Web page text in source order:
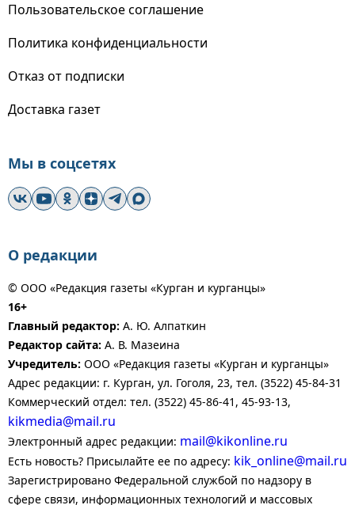
Пользовательское соглашение
Политика конфиденциальности
Отказ от подписки
Доставка газет
Мы в соцсетях
О редакции
© ООО «Редакция газеты «Курган и курганцы»
16+
Главный редактор: А. Ю. Алпаткин
Редактор сайта: А. В. Мазеина
Учредитель: ООО «Редакция газеты «Курган и курганцы»
Адрес редакции: г. Курган, ул. Гоголя, 23, тел. (3522) 45-84-31
Коммерческий отдел: тел. (3522) 45-86-41, 45-93-13,
kikmedia@mail.ru
Электронный адрес редакции: mail@kikonline.ru
Есть новость? Присылайте ее по адресу: kik_online@mail.ru
Зарегистрировано Федеральной службой по надзору в
сфере связи, информационных технологий и массовых